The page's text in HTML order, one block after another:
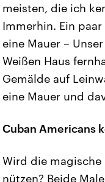
meisten, die ich
Immerhin. Ein
eine Mauer –
Weißen Haus
Gemälde auf
eine Mauer und
Cuban Americans
Wird die
nützen? Beide